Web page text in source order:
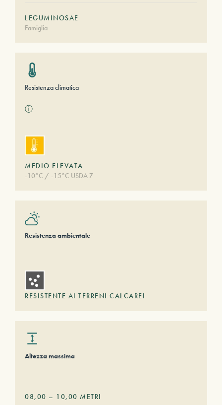
LEGUMINOSAE
Famiglia
Resistenza climatica
ⓘ
MEDIO ELEVATA
-10°C / -15°C USDA 7
Resistenza ambientale
RESISTENTE AI TERRENI CALCAREI
Altezza massima
08,00 – 10,00 METRI